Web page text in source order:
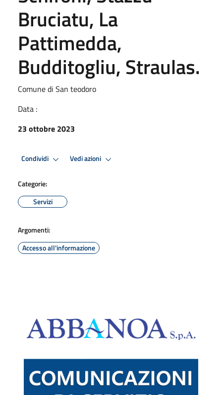
Bruciatu, La
Pattimedda,
Budditogliu, Straulas.
Comune di San teodoro
Data :
23 ottobre 2023
Condividi Vedi azioni
Categorie:
Servizi
Argomenti:
Accesso all'informazione